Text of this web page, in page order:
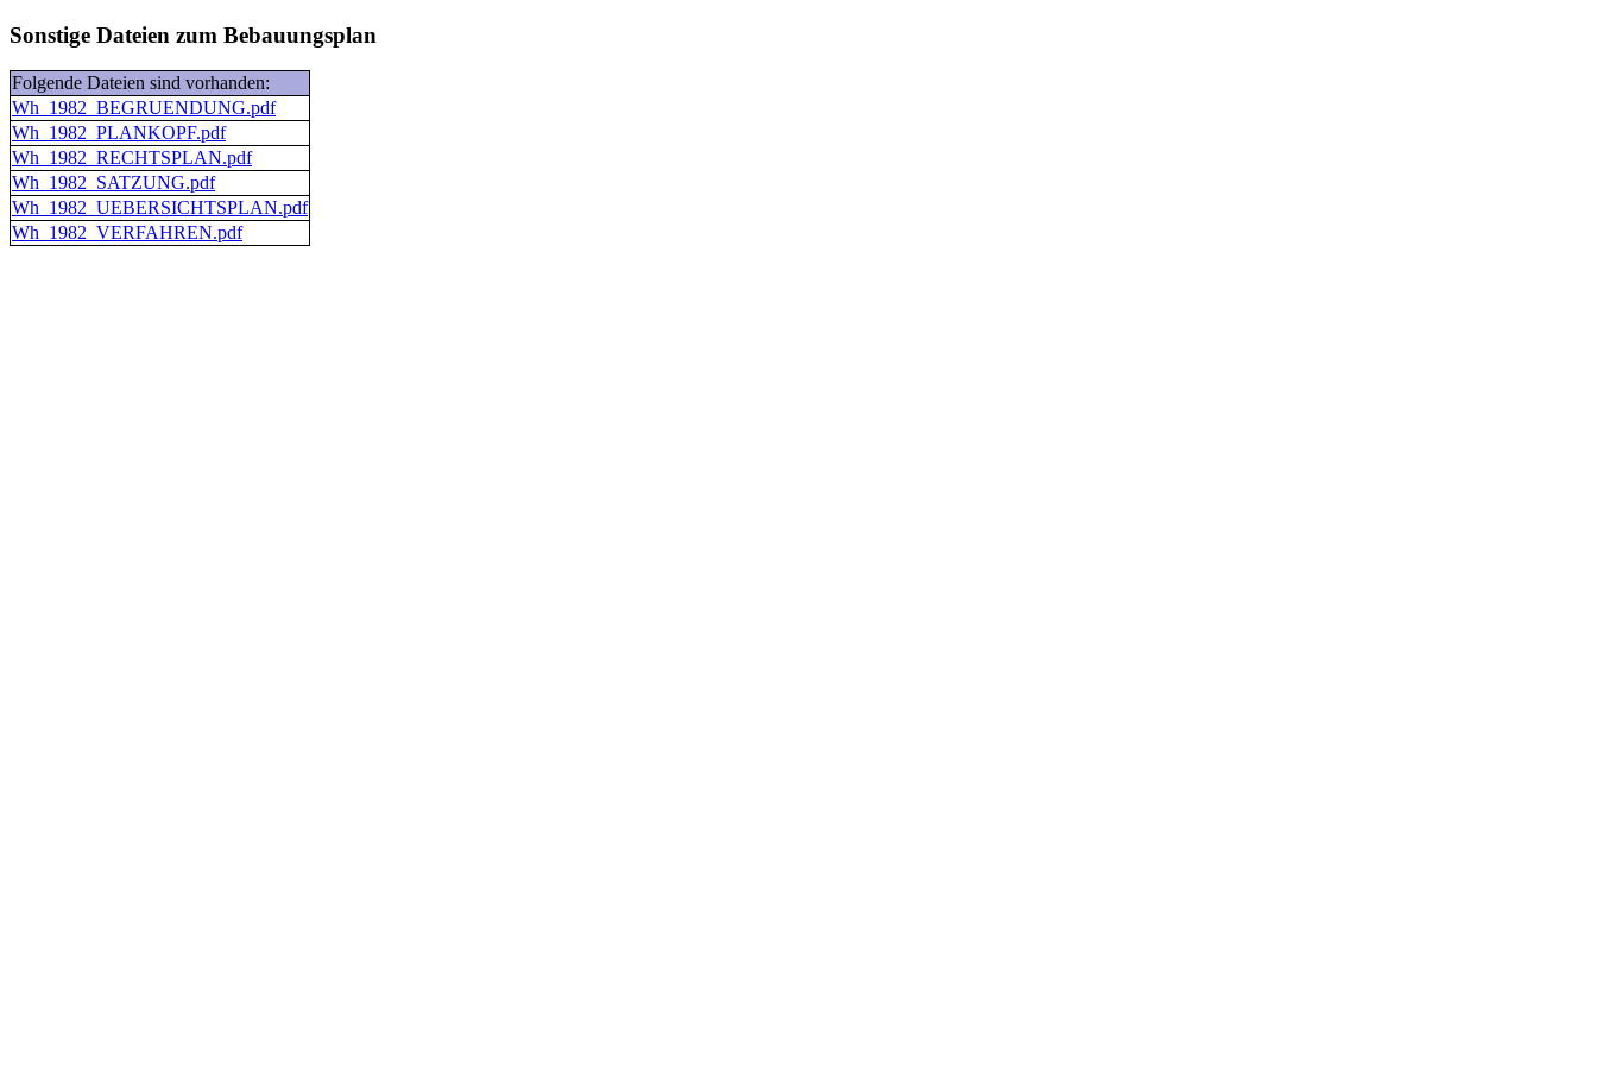
Sonstige Dateien zum Bebauungsplan
Folgende Dateien sind vorhanden:
Wh_1982_BEGRUENDUNG.pdf
Wh_1982_PLANKOPF.pdf
Wh_1982_RECHTSPLAN.pdf
Wh_1982_SATZUNG.pdf
Wh_1982_UEBERSICHTSPLAN.pdf
Wh_1982_VERFAHREN.pdf